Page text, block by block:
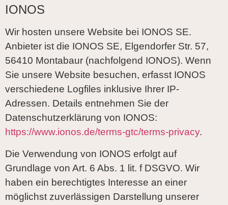
IONOS
Wir hosten unsere Website bei IONOS SE.
Anbieter ist die IONOS SE, Elgendorfer Str. 57,
56410 Montabaur (nachfolgend IONOS). Wenn
Sie unsere Website besuchen, erfasst IONOS
verschiedene Logfiles inklusive Ihrer IP-
Adressen. Details entnehmen Sie der
Datenschutzerklärung von IONOS:
https://www.ionos.de/terms-gtc/terms-privacy.
Die Verwendung von IONOS erfolgt auf
Grundlage von Art. 6 Abs. 1 lit. f DSGVO. Wir
haben ein berechtigtes Interesse an einer
möglichst zuverlässigen Darstellung unserer